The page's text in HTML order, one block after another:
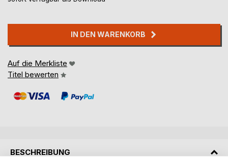
IN DEN WARENKORB
Auf die Merkliste
Titel bewerten
BESCHREIBUNG